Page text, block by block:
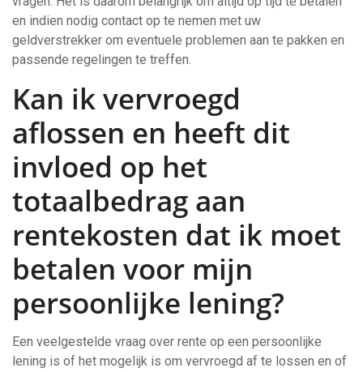
en indien nodig contact op te nemen met uw
geldverstrekker om eventuele problemen aan te pakken en
passende regelingen te treffen.
Kan ik vervroegd
aflossen en heeft dit
invloed op het
totaalbedrag aan
rentekosten dat ik moet
betalen voor mijn
persoonlijke lening?
Een veelgestelde vraag over rente op een persoonlijke
lening is of het mogelijk is om vervroegd af te lossen en of